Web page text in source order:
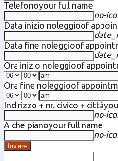
Telefonoyour full name
no-
Data inizio noleggioof
Data fine noleggioof
Ora inizio noleggioof
Ora fine noleggioof
Indirizzo + nr. civico + città
no-
A che pianoyour full name
no-
Inviare